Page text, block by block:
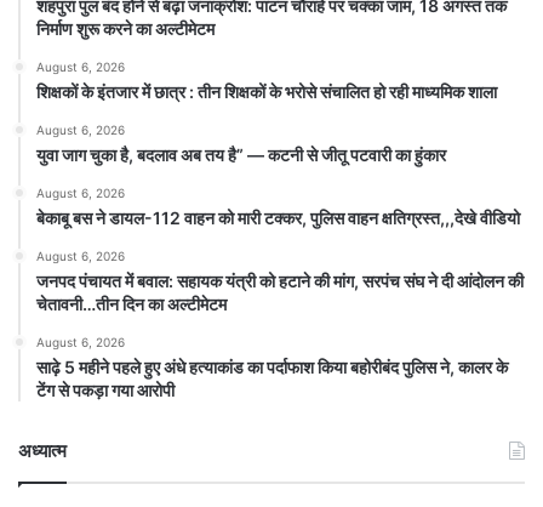
शहपुरा पुल बंद होने से बढ़ा जनाक्रोश: पाटन चौराहे पर चक्का जाम, 18 अगस्त तक
निर्माण शुरू करने का अल्टीमेटम
August 6, 2026
शिक्षकों के इंतजार में छात्र : तीन शिक्षकों के भरोसे संचालित हो रही माध्यमिक शाला
August 6, 2026
युवा जाग चुका है, बदलाव अब तय है” — कटनी से जीतू पटवारी का हुंकार
August 6, 2026
बेकाबू बस ने डायल-112 वाहन को मारी टक्कर, पुलिस वाहन क्षतिग्रस्त,,,देखे वीडियो
August 6, 2026
जनपद पंचायत में बवाल: सहायक यंत्री को हटाने की मांग, सरपंच संघ ने दी आंदोलन की
चेतावनी…तीन दिन का अल्टीमेटम
August 6, 2026
साढ़े 5 महीने पहले हुए अंधे हत्याकांड का पर्दाफाश किया बहोरीबंद पुलिस ने, कालर के
टेंग से पकड़ा गया आरोपी
अध्यात्म